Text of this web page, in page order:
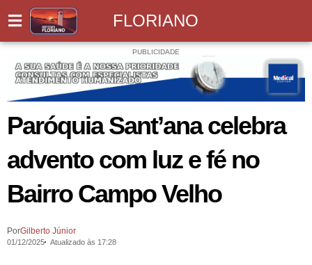
FLORIANO
PUBLICIDADE
Paróquia Sant’ana celebra
advento com luz e fé no
Bairro Campo Velho
PorGilberto Júnior
01/12/2025 Atualizado às 17:28